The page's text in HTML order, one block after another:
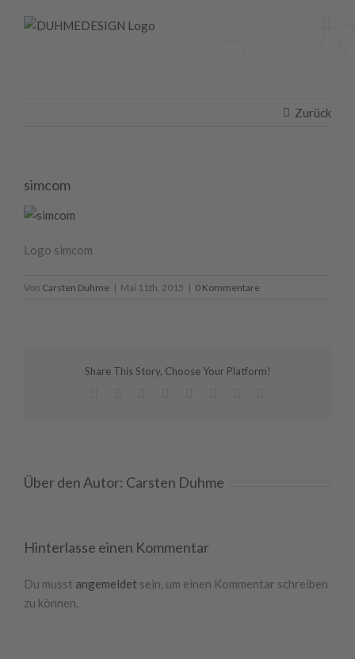
Inhalt
Zurück
simcom
Logo simcom
Von Carsten Duhme | Mai 11th, 2015 | 0 Kommentare
Share This Story, Choose Your Platform!
Über den Autor: Carsten Duhme
Hinterlasse einen Kommentar
Du musst angemeldet sein, um einen Kommentar schreiben
zu können.